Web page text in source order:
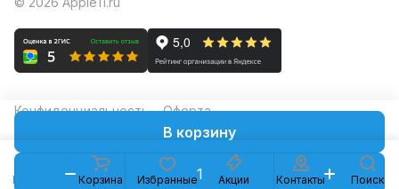
В корзину
Каталог Корзина Избранные Акции Контакты Поиск
Конфиденциальность Оферта